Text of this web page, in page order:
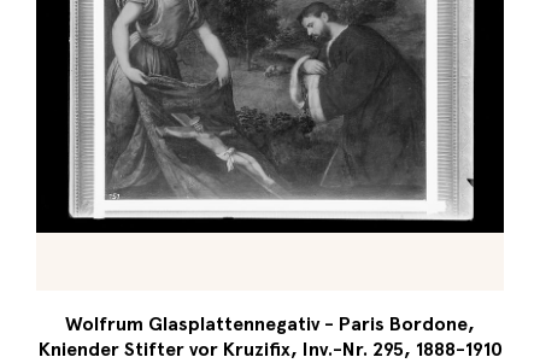
Wolfrum Glasplattennegativ - Paris Bordone,
Kniender Stifter vor Kruzifix, Inv.-Nr. 295, 1888-1910